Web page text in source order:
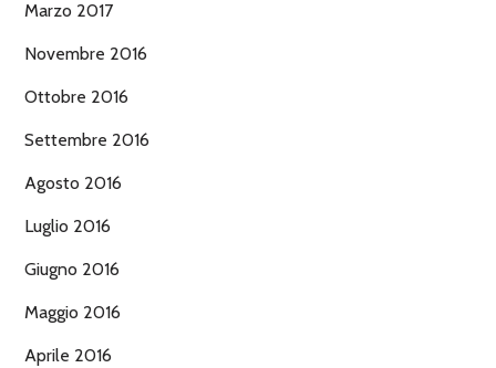
Marzo 2017
Novembre 2016
Ottobre 2016
Settembre 2016
Agosto 2016
Luglio 2016
Giugno 2016
Maggio 2016
Aprile 2016